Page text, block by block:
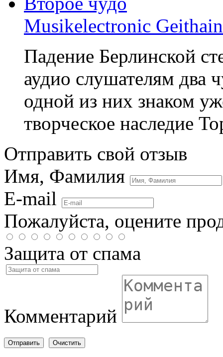
Musikelectronic
Падение Берлинской
аудио слушателям два
одной из них знаком
творческое наследие
Отправить свой отзыв
Имя, Фамилия
E-mail
Пожалуйста, оцените
Защита от спама
Комментарий
Отправить Очистить